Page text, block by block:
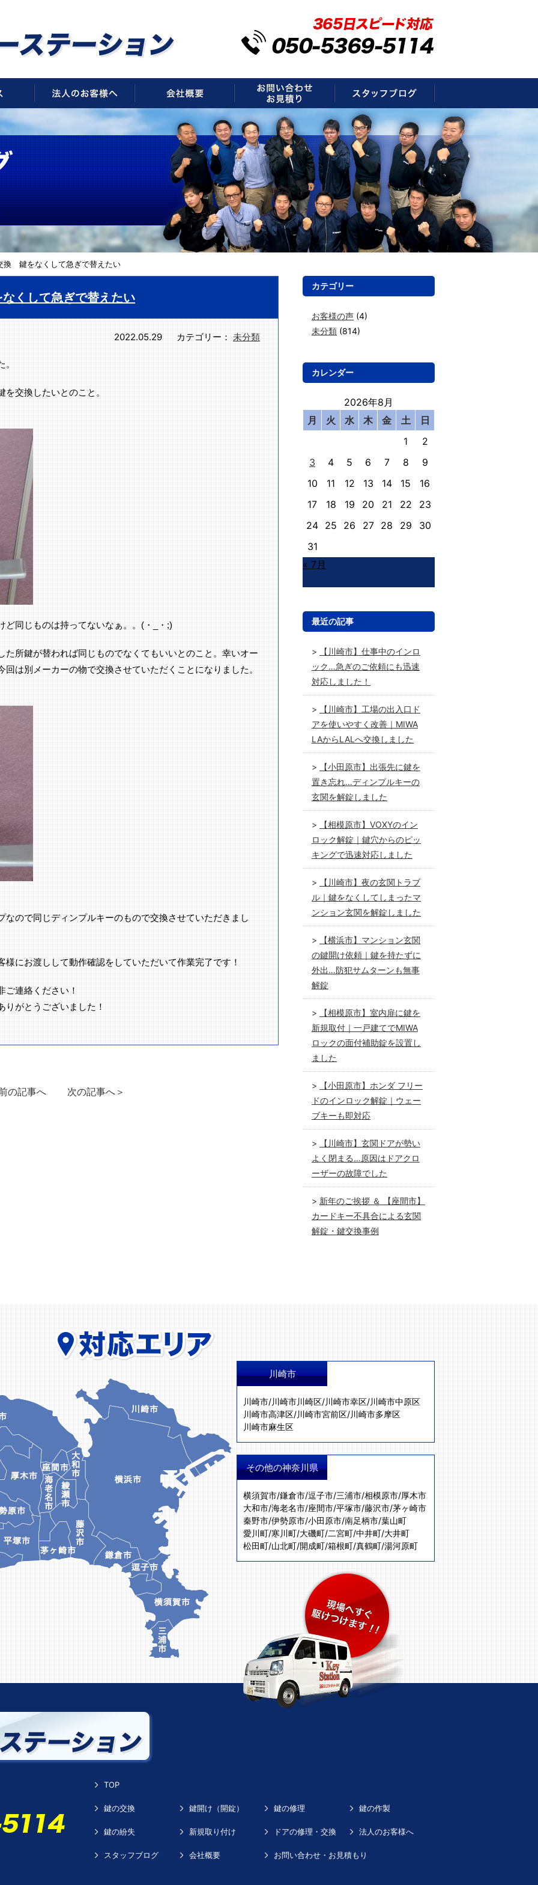
サービス 法人のお客様へ 会社概要 お問い合わせ・お見積もり
鍵をなくして急ぎで替えたい
して急ぎで替えたい
2022.05.29 カテゴリー： 未分類
交換したいとのこと。
ど同じものは持ってないなぁ。。(・_・;)
た所鍵が替われば同じものでなくてもいいとのこと。幸いオー
は別メーカーの物で交換させていただくことになりました。
なので同じディンプルキーのもので交換させていただきまし
にお渡しして動作確認をしていただいて作業完了です！
ご連絡ください！
がとうございました！
の記事へ 次の記事へ＞
カテゴリー
お客様の声 (4)
未分類 (814)
カレンダー
2026年8月
月
火 水 木 金 土
日
1
2
3
4 5 6 7 8
9
10
11 12 13 14 15
16
17
18 19 20 21 22
23
24 25 26 27 28 29
30
31
« 7月
最近の記事
【川崎市】仕事中のインロ
ック…急ぎのご依頼にも迅速
対応しました！
【川崎市】工場の出入口ド
アを使いやすく改善｜MIWA
LAからLALへ交換しました
【小田原市】出張先に鍵を
置き忘れ…ディンプルキーの
玄関を解錠しました
【相模原市】VOXYのイン
ロック解錠｜鍵穴からのピッ
キングで迅速対応しました
【川崎市】夜の玄関トラブ
ル｜鍵をなくしてしまったマ
ンション玄関を解錠しました
【横浜市】マンション玄関
の鍵開け依頼｜鍵を持たずに
外出…防犯サムターンも無事
解錠
【相模原市】室内扉に鍵を
新規取付｜一戸建てでMIWA
ロックの面付補助錠を設置し
ました
【小田原市】ホンダ フリー
ドのインロック解錠｜ウェー
ブキーも即対応
【川崎市】玄関ドアが勢い
よく閉まる…原因はドアクロ
ーザーの故障でした
新年のご挨拶 ＆ 【座間市】
カードキー不具合による玄関
解錠・鍵交換事例
川崎市
川崎市/川崎市川崎区/川崎市幸区/川崎市中原区
川崎市高津区/川崎市宮前区/川崎市多摩区
川崎市麻生区
その他の神奈川県
横須賀市/鎌倉市/逗子市/三浦市/相模原市/厚木市
大和市/海老名市/座間市/平塚市/藤沢市/茅ヶ崎市
秦野市/伊勢原市/小田原市/南足柄市/葉山町
愛川町/寒川町/大磯町/二宮町/中井町/大井町
松田町/山北町/開成町/箱根町/真鶴町/湯河原町
TOP
鍵の交換 鍵開け（開錠） 鍵の修理 鍵の作製
鍵の紛失 新規取り付け ドアの修理・交換 法人のお客様へ
スタッフブログ 会社概要 お問い合わせ・お見積もり